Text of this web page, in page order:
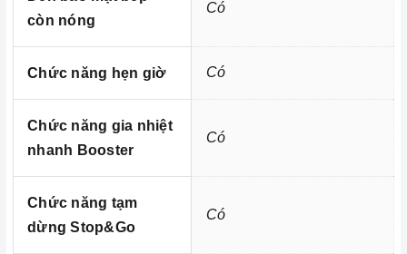
Kích thước
Homebest Care
Trung tâm bảo trì - sửa chữa thiết bị nhà bếp
còn nóng
Có
Chức năng hẹn giờ Có
Chức năng gia nhiệt
nhanh Booster
Có
Chức năng tạm
dừng Stop&Go
Có